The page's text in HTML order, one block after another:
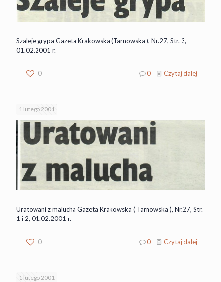
Szaleje grypa Gazeta Krakowska (Tarnowska ), Nr.27, Str. 3,
01.02.2001 r.
0 0 Czytaj dalej
1 lutego 2001
Uratowani z malucha Gazeta Krakowska ( Tarnowska ), Nr.27, Str.
1 i 2, 01.02.2001 r.
0 0 Czytaj dalej
1 lutego 2001